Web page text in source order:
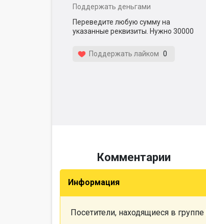
Поддержать деньгами
Переведите любую сумму на
указанные реквизиты. Нужно 30000
Поддержать лайком 0
Комментарии
Информация
Посетители, находящиеся в группе